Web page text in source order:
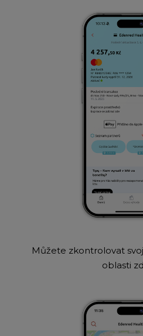
Můžete zkontrolovat
oblasti